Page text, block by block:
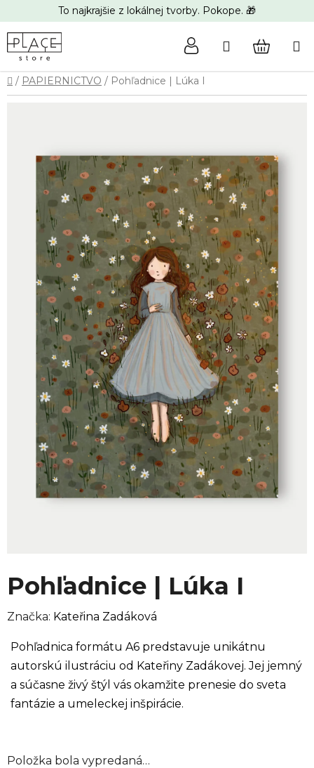
na
obsah
To najkrajšie z lokálnej tvorby. Pokope. 🎁
Hľadať
Domov
/ PAPIERNICTVO / Pohľadnice | Lúka I
Pohľadnice | Lúka I
Značka: Kateřina Zadáková
Pohľadnica formátu A6 predstavuje unikátnu
autorskú ilustráciu od Kateřiny Zadákovej. Jej jemný
a súčasne živý štýl vás okamžite prenesie do sveta
fantázie a umeleckej inšpirácie.
Položka bola vypredaná…